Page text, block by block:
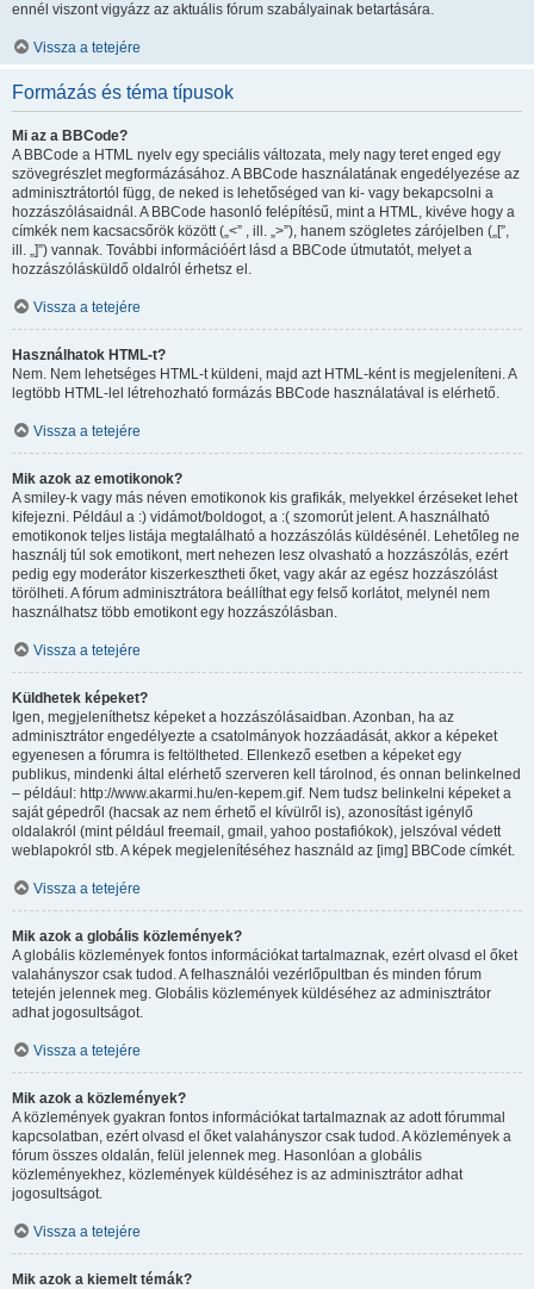
ennél viszont vigyázz az aktuális fórum szabályainak betartására.
Vissza a tetejére
Formázás és téma típusok
Mi az a BBCode?
A BBCode a HTML nyelv egy speciális változata, mely nagy teret enged egy
szövegrészlet megformázásához. A BBCode használatának engedélyezése az
adminisztrátortól függ, de neked is lehetőséged van ki- vagy bekapcsolni a
hozzászólásaidnál. A BBCode hasonló felépítésű, mint a HTML, kivéve hogy a
címkék nem kacsacsőrök között („<” , ill. „>”), hanem szögletes zárójelben („[”,
ill. „]”) vannak. További információért lásd a BBCode útmutatót, melyet a
hozzászólásküldő oldalról érhetsz el.
Vissza a tetejére
Használhatok HTML-t?
Nem. Nem lehetséges HTML-t küldeni, majd azt HTML-ként is megjeleníteni. A
legtöbb HTML-lel létrehozható formázás BBCode használatával is elérhető.
Vissza a tetejére
Mik azok az emotikonok?
A smiley-k vagy más néven emotikonok kis grafikák, melyekkel érzéseket lehet
kifejezni. Például a :) vidámot/boldogot, a :( szomorút jelent. A használható
emotikonok teljes listája megtalálható a hozzászólás küldésénél. Lehetőleg ne
használj túl sok emotikont, mert nehezen lesz olvasható a hozzászólás, ezért
pedig egy moderátor kiszerkesztheti őket, vagy akár az egész hozzászólást
törölheti. A fórum adminisztrátora beállíthat egy felső korlátot, melynél nem
használhatsz több emotikont egy hozzászólásban.
Vissza a tetejére
Küldhetek képeket?
Igen, megjeleníthetsz képeket a hozzászólásaidban. Azonban, ha az
adminisztrátor engedélyezte a csatolmányok hozzáadását, akkor a képeket
egyenesen a fórumra is feltöltheted. Ellenkező esetben a képeket egy
publikus, mindenki által elérhető szerveren kell tárolnod, és onnan belinkelned
– például: http://www.akarmi.hu/en-kepem.gif. Nem tudsz belinkelni képeket a
saját gépedről (hacsak az nem érhető el kívülről is), azonosítást igénylő
oldalakról (mint például freemail, gmail, yahoo postafiókok), jelszóval védett
weblapokról stb. A képek megjelenítéséhez használd az [img] BBCode címkét.
Vissza a tetejére
Mik azok a globális közlemények?
A globális közlemények fontos információkat tartalmaznak, ezért olvasd el őket
valahányszor csak tudod. A felhasználói vezérlőpultban és minden fórum
tetején jelennek meg. Globális közlemények küldéséhez az adminisztrátor
adhat jogosultságot.
Vissza a tetejére
Mik azok a közlemények?
A közlemények gyakran fontos információkat tartalmaznak az adott fórummal
kapcsolatban, ezért olvasd el őket valahányszor csak tudod. A közlemények a
fórum összes oldalán, felül jelennek meg. Hasonlóan a globális
közleményekhez, közlemények küldéséhez is az adminisztrátor adhat
jogosultságot.
Vissza a tetejére
Mik azok a kiemelt témák?